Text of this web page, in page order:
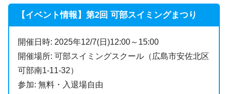
【イベント情報】第2回 可部スイミングまつり
開催日時: 2025年12/7(日)12:00～15:00
開催場所: 可部スイミングスクール（広島市安佐北区
可部南1-11-32）
参加: 無料・入退場自由